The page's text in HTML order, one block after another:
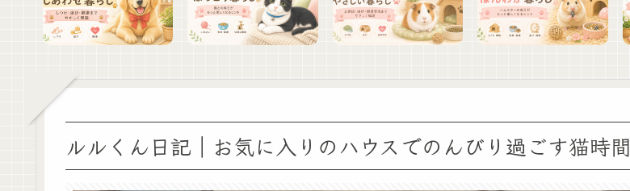
ルルくん日記｜お気に入りのハウスでのんびり過ごす猫時間